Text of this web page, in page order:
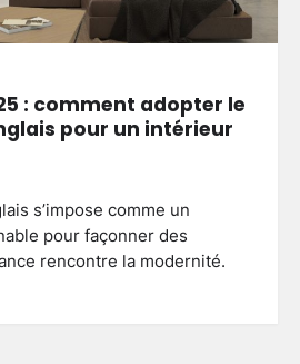
: comment adopter le
pour un intérieur
s’impose comme un
pour façonner des
rencontre la modernité.